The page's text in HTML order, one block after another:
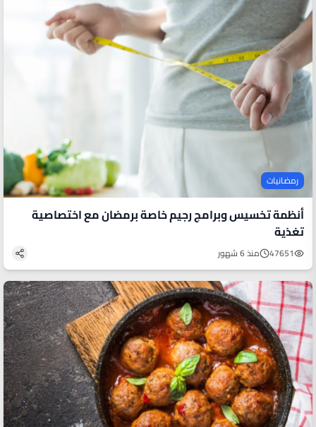
رمضانيات
أنظمة تخسيس وبرامج رجيم خاصة برمضان مع اختصاصية
تغذية
47651 منذ 6 شهور